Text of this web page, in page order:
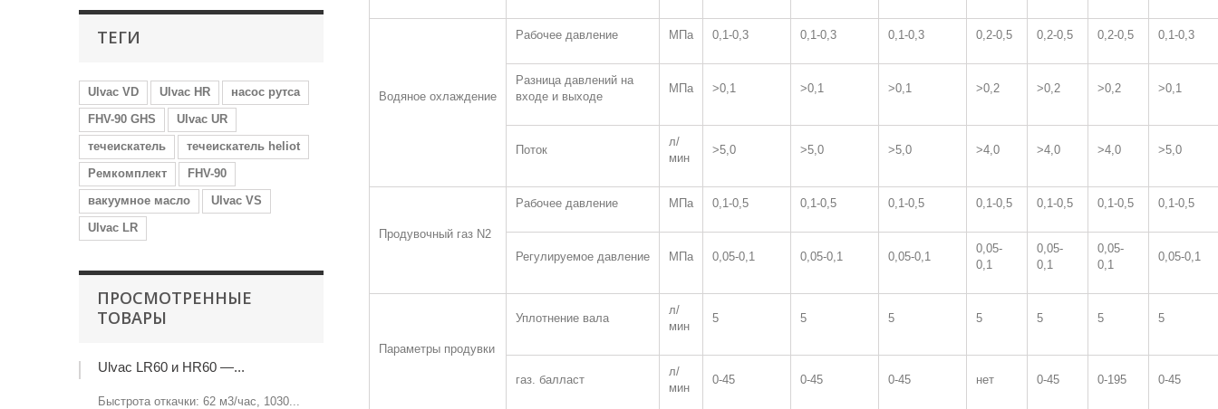
ТЕГИ
Ulvac VD Ulvac HR
насос рутса
FHV-90 GHS
Ulvac UR
течеискатель
течеискатель heliot
Ремкомплект
FHV-90
вакуумное масло
Ulvac VS
Ulvac LR
ПРОСМОТРЕННЫЕ
ТОВАРЫ
Ulvac LR60 и HR60 —...
Быстрота откачки: 62 м3/час, 1030...
Водяное охлаждение
Рабочее давление МПа 0,1-0,3 0,1-0,3 0,1-0,3 0,2-0,5 0,2-0,5 0,2-0,5 0,1-0,3
Разница давлений на
входе и выходе
МПа ˃0,1 ˃0,1 ˃0,1 ˃0,2 ˃0,2 ˃0,2 ˃0,1
Поток
л/
мин
˃5,0 ˃5,0 ˃5,0 ˃4,0 ˃4,0 ˃4,0 ˃5,0
Продувочный газ N2
Рабочее давление МПа 0,1-0,5 0,1-0,5 0,1-0,5 0,1-0,5 0,1-0,5 0,1-0,5 0,1-0,5
Регулируемое давление МПа 0,05-0,1 0,05-0,1 0,05-0,1
0,05-
0,1
0,05-
0,1
0,05-
0,1
0,05-0,1
Параметры продувки
Уплотнение вала
л/
мин
5 5 5 5 5 5 5
газ. балласт
л/
мин
0-45 0-45 0-45 нет 0-45 0-195 0-45